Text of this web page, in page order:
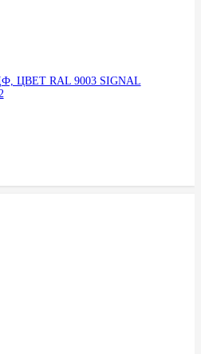
RAL 9003 SIGNAL